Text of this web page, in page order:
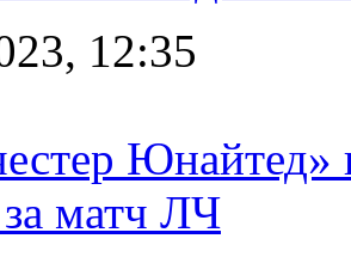
12:35
Юнайтед»
матч ЛЧ